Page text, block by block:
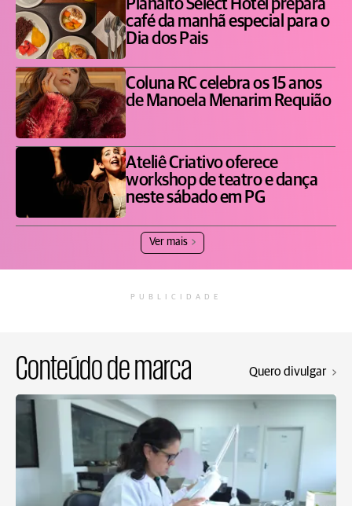
Planalto Select Hotel prepara
café da manhã especial para o
Dia dos Pais
Coluna RC celebra os 15 anos
de Manoela Menarim Requião
Ateliê Criativo oferece
workshop de teatro e dança
neste sábado em PG
Ver mais
PUBLICIDADE
Conteúdo de marca Quero divulgar